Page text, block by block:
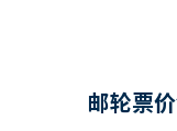
邮轮票